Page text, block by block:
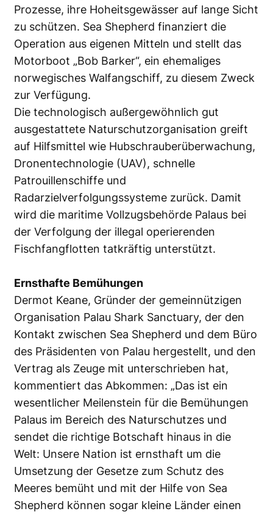
Prozesse, ihre Hoheitsgewässer auf lange Sicht
zu schützen. Sea Shepherd finanziert die
Operation aus eigenen Mitteln und stellt das
Motorboot „Bob Barker“, ein ehemaliges
norwegisches Walfangschiff, zu diesem Zweck
zur Verfügung.
Die technologisch außergewöhnlich gut
ausgestattete Naturschutzorganisation greift
auf Hilfsmittel wie Hubschrauberüberwachung,
Dronentechnologie (UAV), schnelle
Patrouillenschiffe und
Radarzielverfolgungssysteme zurück. Damit
wird die maritime Vollzugsbehörde Palaus bei
der Verfolgung der illegal operierenden
Fischfangflotten tatkräftig unterstützt.
Ernsthafte Bemühungen
Dermot Keane, Gründer der gemeinnützigen
Organisation Palau Shark Sanctuary, der den
Kontakt zwischen Sea Shepherd und dem Büro
des Präsidenten von Palau hergestellt, und den
Vertrag als Zeuge mit unterschrieben hat,
kommentiert das Abkommen: „Das ist ein
wesentlicher Meilenstein für die Bemühungen
Palaus im Bereich des Naturschutzes und
sendet die richtige Botschaft hinaus in die
Welt: Unsere Nation ist ernsthaft um die
Umsetzung der Gesetze zum Schutz des
Meeres bemüht und mit der Hilfe von Sea
Shepherd können sogar kleine Länder einen